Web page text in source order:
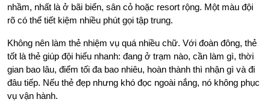
nhầm, nhất là ở bãi biển, sân cỏ hoặc resort rộng. Một màu đội
rõ có thể tiết kiệm nhiều phút gọi tập trung.
Không nên làm thẻ nhiệm vụ quá nhiều chữ. Với đoàn đông, thẻ
tốt là thẻ giúp đội hiểu nhanh: đang ở trạm nào, cần làm gì, thời
gian bao lâu, điểm tối đa bao nhiêu, hoàn thành thì nhận gì và đi
đâu tiếp. Nếu thẻ đẹp nhưng khó đọc ngoài nắng, nó không phục
vụ vận hành.